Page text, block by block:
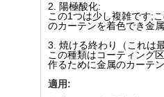
2. 陽極酸化:
この1つは少し複雑です;
のカーテンを着色でき金
3. 焼ける終わり（これは
この種類はコーティング
作るために金属のカーテン
適用: